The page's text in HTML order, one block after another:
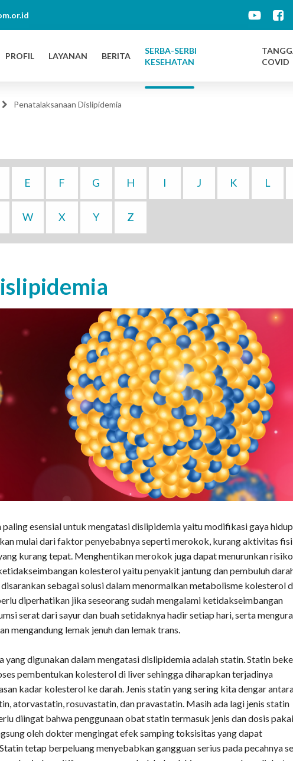
PROFIL LAYANAN BERITA
SERBA-SERBI
KESEHATAN
COVID
Penatalaksanaan Dislipidemia
E F G H I J K L
W X Y Z
paling esensial untuk mengatasi dislipidemia yaitu modifikasi gaya hidup.
mulai dari faktor penyebabnya seperti merokok, kurang aktivitas
kurang tepat. Menghentikan merokok juga dapat menurunkan risiko
kolesterol yaitu penyakit jantung dan pembuluh
sebagai solusi dalam menormalkan metabolisme kolesterol
diperhatikan jika seseorang sudah mengalami ketidakseimbangan
serat dari sayur dan buah setidaknya hadir setiap hari, serta
mengandung lemak jenuh dan lemak trans.
yang digunakan dalam mengatasi dislipidemia adalah statin. Statin
pembentukan kolesterol di liver sehingga diharapkan terjadinya
kadar kolesterol ke darah. Jenis statin yang sering kita dengar
atorvastatin, rosuvastatin, dan pravastatin. Masih ada lagi jenis statin
diingat bahwa penggunaan obat statin termasuk jenis dan dosis pakai
oleh dokter mengingat efek samping toksisitas yang dapat
tetap berpeluang menyebabkan gangguan serius pada pecahnya